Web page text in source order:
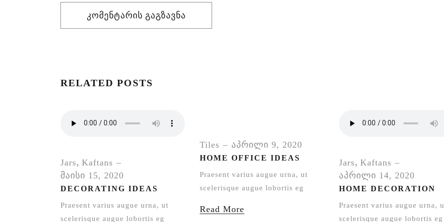
Კომენტარის Გაგზავნა
RELATED POSTS
Jars, Kaftans
მაისი 15, 2020
DECORATING IDEAS
Praesent varius augue urna, ut
scelerisque augue lobortis eg
Tiles აპრილი 9, 2020
HOME OFFICE IDEAS
Praesent varius augue urna, ut
scelerisque augue lobortis eg
Read More
Jars, Kaftans
აპრილი 14, 2020
HOME DECORATION
Praesent varius augue urna,
scelerisque augue lobortis eg